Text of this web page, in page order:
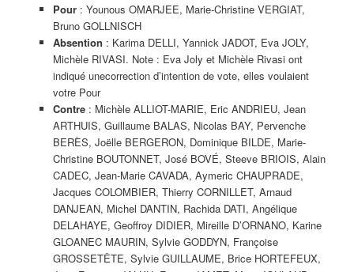
Pour: Younous OMARJEE, Marie-Christine VERGIAT,
Bruno GOLLNISCH
Absention : Karima DELLI, Yannick JADOT, Eva JOLY,
Michèle RIVASI. Note : Eva Joly et Michèle Rivasi ont
indiqué unecorrection d’intention de vote, elles voulaient
votre Pour
Contre: Michèle ALLIOT-MARIE, Eric ANDRIEU, Jean
ARTHUIS, Guillaume BALAS, Nicolas BAY, Pervenche
BERÈS, Joëlle BERGERON, Dominique BILDE, Marie-
Christine BOUTONNET, José BOVÉ, Steeve BRIOIS, Alain
CADEC, Jean-Marie CAVADA, Aymeric CHAUPRADE,
Jacques COLOMBIER, Thierry CORNILLET, Arnaud
DANJEAN, Michel DANTIN, Rachida DATI, Angélique
DELAHAYE, Geoffroy DIDIER, Mireille D’ORNANO, Karine
GLOANEC MAURIN, Sylvie GODDYN, Françoise
GROSSETÊTE, Sylvie GUILLAUME, Brice HORTEFEUX,